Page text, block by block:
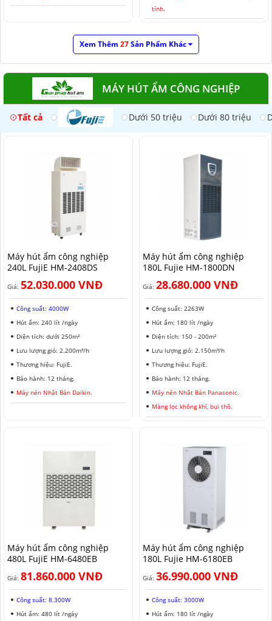
tính.
Xem Thêm 27Sản Phẩm Khác
MÁY HÚT ẨM CÔNG NGHIỆP
Tất cả Dưới 50 triệu Dưới 80 triệu
Máy hút ẩm công nghiệp
240L FujiE HM-2408DS​
Giá: 52.030.000 VNĐ
Công suất: 4000W
Hút ẩm: 240 lít /ngày
Diện tích: dưới 250m²
Lưu lượng gió: 2.200m³/h
Thương hiệu: FujiE.
Bảo hành: 12 tháng.
Máy nén Nhật Bản Daikin.
Máy hút ẩm công nghiệp
180L Fujie HM-1800DN
Giá: 28.680.000 VNĐ
Công suất: 2263W
Hút ẩm: 180 lít /ngày
Diện tích: 150 - 200m²
Lưu lượng gió: 2.150m³/h
Thương hiệu: FujiE.
Bảo hành: 12 tháng.
Máy nén Nhật Bản Panasonic.
Màng lọc không khí, bụi thô.
Máy hút ẩm công nghiệp
480L FujiE HM-6480EB
Giá: 81.860.000 VNĐ
Công suất: 8.300W
Hút ẩm: 480 lít /ngày
Máy hút ẩm công nghiệp
180L Fujie HM-6180EB
Giá: 36.990.000 VNĐ
Công suất: 3000W
Hút ẩm: 180 lít /ngày